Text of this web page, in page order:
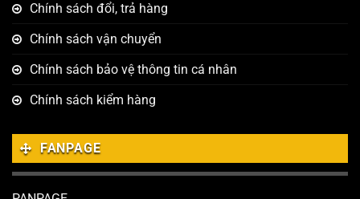
Chính sách đổi, trả hàng
Chính sách vận chuyển
Chính sách bảo vệ thông tin cá nhân
Chính sách kiểm hàng
FANPAGE